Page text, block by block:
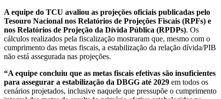
A equipe do TCU avaliou as projeções oficiais publicadas pelo
Tesouro Nacional nos Relatórios de Projeções Fiscais (RPFs) e
nos Relatórios de Projeção da Dívida Pública (RPDPs). Os
cálculos realizados pela fiscalização mostraram que, mesmo com o
cumprimento das metas fiscais, a estabilização da relação dívida/PIB
não está assegurada nas projeções.
“A equipe concluiu que as metas fiscais efetivas são insuficientes
para assegurar a estabilização da DBGG até 2029 em todos os
cenários projetados, inclusive naquele que pressupõe o cumprimento